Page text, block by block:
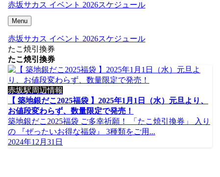
赤坂サカス イベント 2026スケジュール
Menu
赤坂サカス イベント 2026スケジュール
たこ焼引換券
たこ焼引換券
赤坂駅周辺情報
【 築地銀だこ2025福袋 】2025年1月1日（水）元旦より、
お値段変わらず、数量限定で発売！
築地銀だこ2025福袋 ご多幸祈願！ 「たこ焼引換券」 入り
の 『ぜったいお得な福袋』 3種類をご用...
2024年12月31日